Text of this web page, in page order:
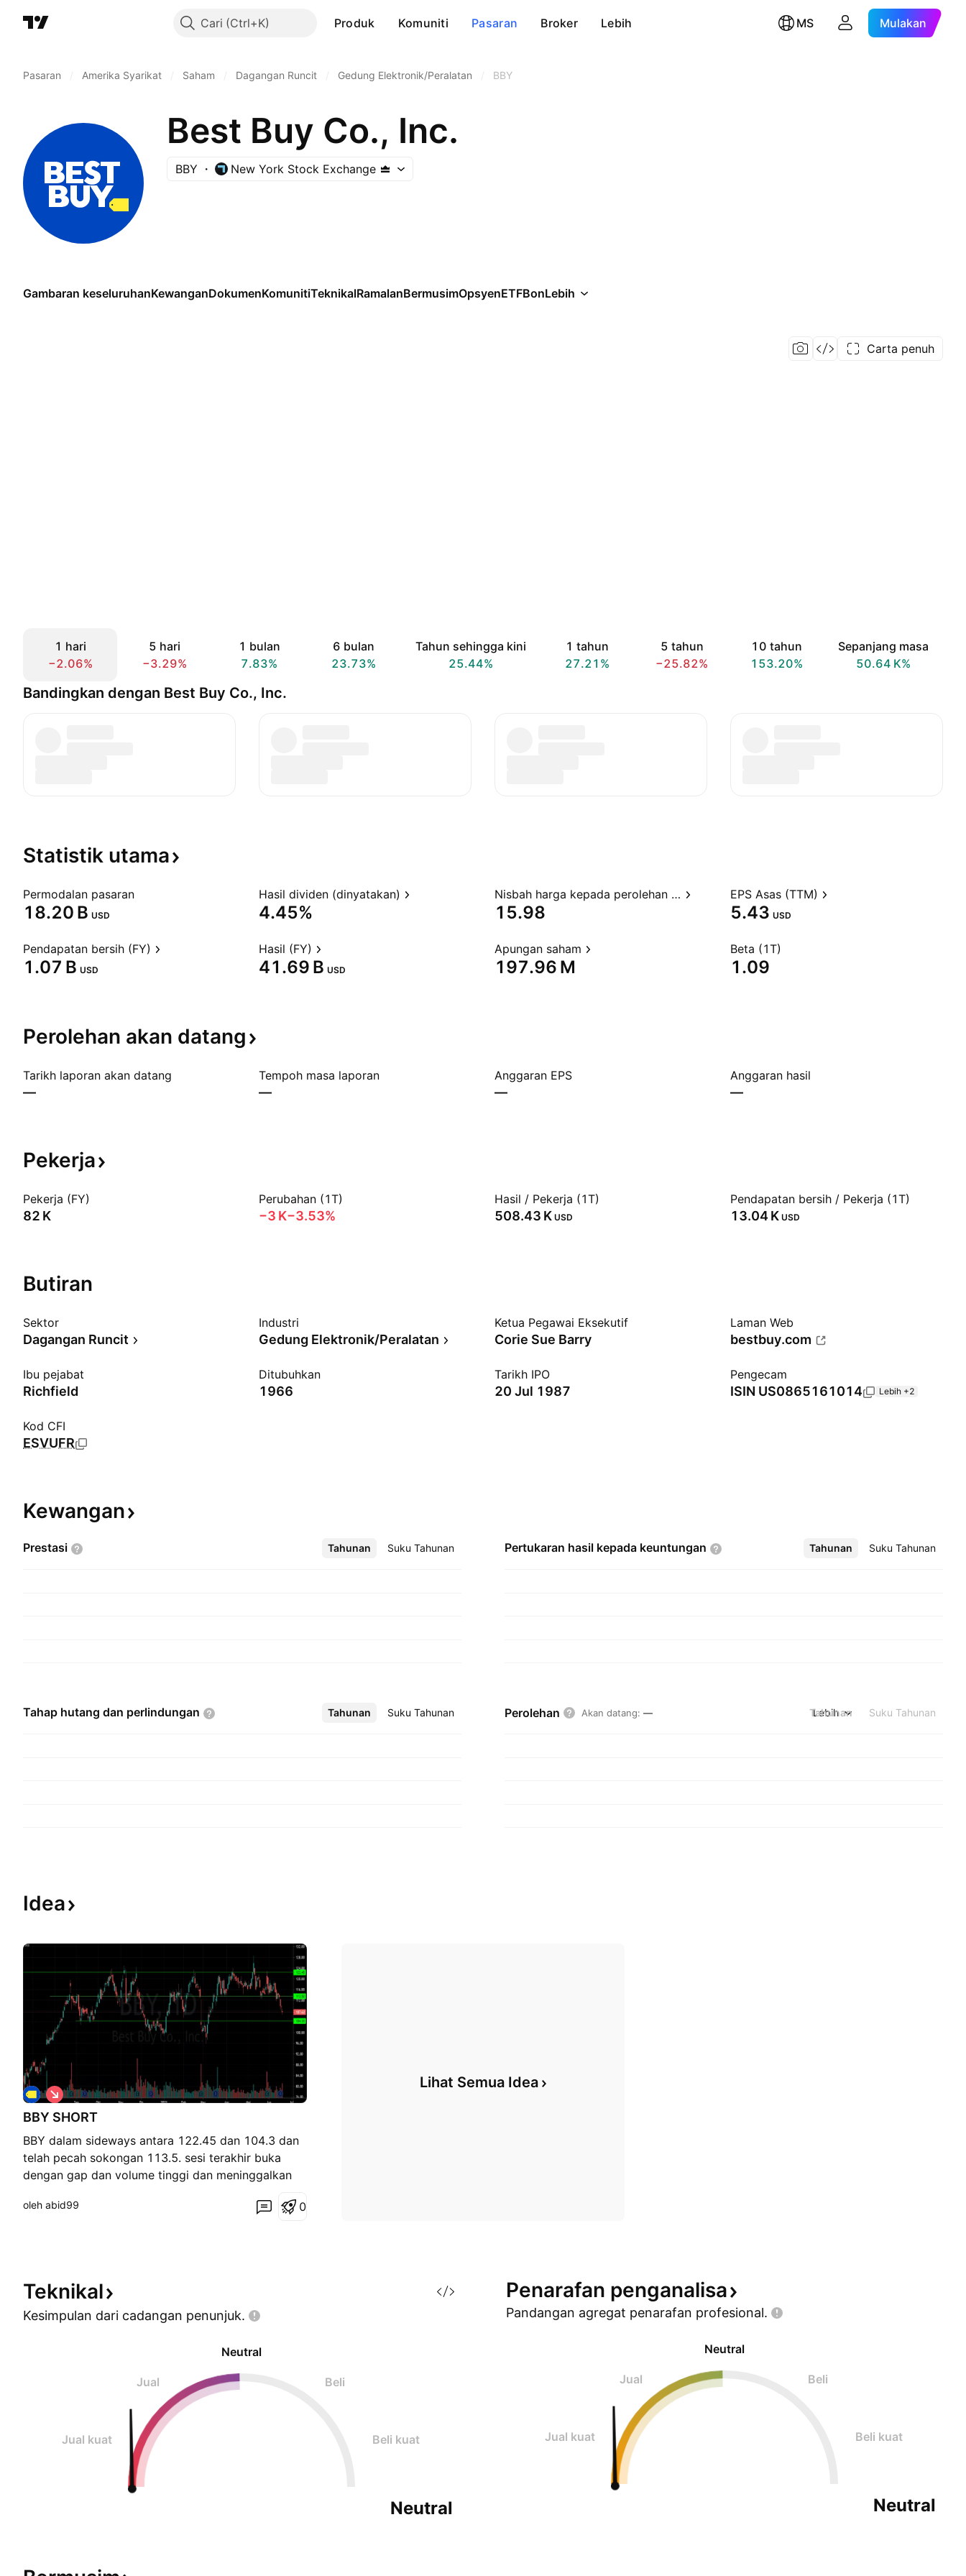
Cari Produk Komuniti Pasaran Broker Lebih MS Mulakan
Pasaran Amerika Syarikat Saham Dagangan Runcit Gedung Elektronik/Peralatan BBY
Best Buy Co., Inc.
BBY New York Stock Exchange
Gambaran keseluruhanKewanganDokumenKomunitiTeknikalRamalanBermusimOpsyenETFBonLebih
Carta penuh
1 hari
−2.06%
5 hari
−3.29%
1 bulan
7.83%
6 bulan
23.73%
Tahun sehingga kini
25.44%
1 tahun
27.21%
5 tahun
−25.82%
10 tahun
153.20%
Sepanjang masa
‪50.64 K‬%
Bandingkan dengan Best Buy Co., Inc.
Statistik utama
Permodalan pasaran
‪18.20 B‬ USD
Hasil dividen (dinyatakan)
4.45%
Nisbah harga kepada perolehan (TTM)
15.98
EPS Asas (TTM)
5.43 USD
Pendapatan bersih (FY)
‪1.07 B‬ USD
Hasil (FY)
‪41.69 B‬ USD
Apungan saham
‪197.96 M‬
Beta (1T)
1.09
Perolehan akan datang
Tarikh laporan akan datang
—
Tempoh masa laporan
—
Anggaran EPS
—
Anggaran hasil
—
Pekerja
Pekerja (FY)
‪82 K‬
Perubahan (1T)
‪−3 K‬−3.53%
Hasil / Pekerja (1T)
‪508.43 K‬ USD
Pendapatan bersih / Pekerja (1T)
‪13.04 K‬ USD
Butiran
Sektor
Dagangan Runcit
Industri
Gedung Elektronik/Peralatan
Ketua Pegawai Eksekutif
Corie Sue Barry
Laman Web
bestbuy.com
Ibu pejabat
Richfield
Ditubuhkan
1966
Tarikh IPO
20 Jul 1987
Pengecam
ISIN US0865161014 Lebih +2
Kod CFI
ESVUFR
Kewangan
Prestasi Tahunan Suku Tahunan
Lebih Pertukaran hasil kepada keuntungan Tahunan Suku Tahunan
Lebih
Tahap hutang dan perlindungan Tahunan Suku Tahunan
Lebih Perolehan Akan datang: — Tahunan Suku Tahunan
Lebih
Idea
BBY SHORT
BBY dalam sideways antara 122.45 dan 104.3 dan
telah pecah sokongan 113.5. sesi terakhir buka
dengan gap dan volume tinggi dan meninggalkan
terakhir. mungkin akan meneruskan kejatuhan ke
S
i
n
k
t
oleh abid99 0
Lihat Semua Idea
Teknikal
Kesimpulan dari cadangan penunjuk.
Neutral
Jual Beli
Jual kuat Beli kuat
Neutral
Penarafan penganalisa
Pandangan agregat penarafan profesional.
Neutral
Jual Beli
Jual kuat Beli kuat
Neutral